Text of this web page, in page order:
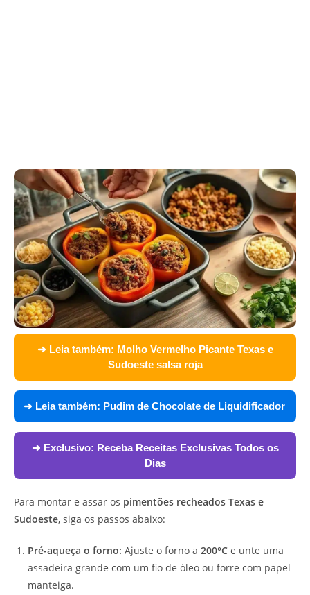
➜ Leia também: Molho Vermelho Picante Texas e
Sudoeste salsa roja
➜ Leia também: Pudim de Chocolate de Liquidificador
➜ Exclusivo: Receba Receitas Exclusivas Todos os
Dias
Para montar e assar os pimentões recheados Texas e
Sudoeste, siga os passos abaixo:
Pré-aqueça o forno: Ajuste o forno a 200°C e unte uma
assadeira grande com um fio de óleo ou forre com papel
manteiga.